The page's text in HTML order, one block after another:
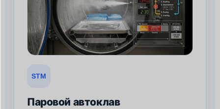
STM
Паровой автоклав